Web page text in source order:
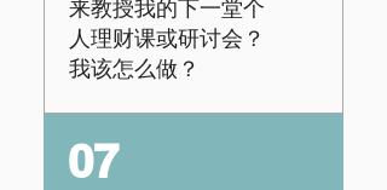
利语日本人韩国人挪
威抛光葡萄牙语（巴
西和葡萄牙）罗马尼
亚语俄语西班牙语
（墨西哥、西班牙和
拉丁美洲）瑞典土耳
续使用该平台，您需
要登录管理员帐户并
来教授我的下一堂个
人理财课或研讨会？
我该怎么做？
对于那些希望使用我
们的材料来促进他们
07